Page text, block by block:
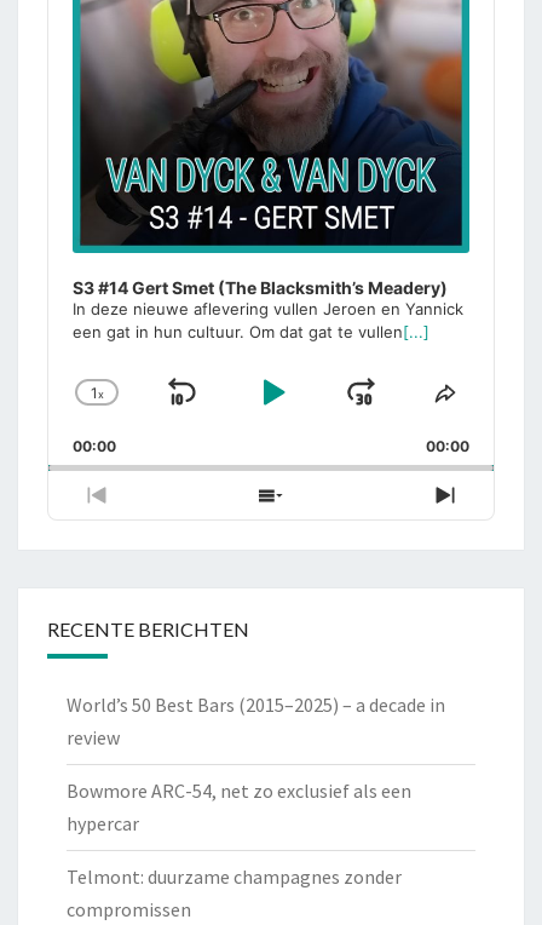
S3 #14 Gert Smet (The Blacksmith’s Meadery)
In deze nieuwe aflevering vullen Jeroen en Yannick
een gat in hun cultuur. Om dat gat te vullen[...]
Change
Rate
1x
Skip
Play
Jump
Forward
Share
Episode
00:00 00:00
Previous
Episode
Show
Episodes
List
Next
Episode
RECENTE BERICHTEN
World’s 50 Best Bars (2015–2025) – a decade in
review
Bowmore ARC-54, net zo exclusief als een
hypercar
Telmont: duurzame champagnes zonder
compromissen